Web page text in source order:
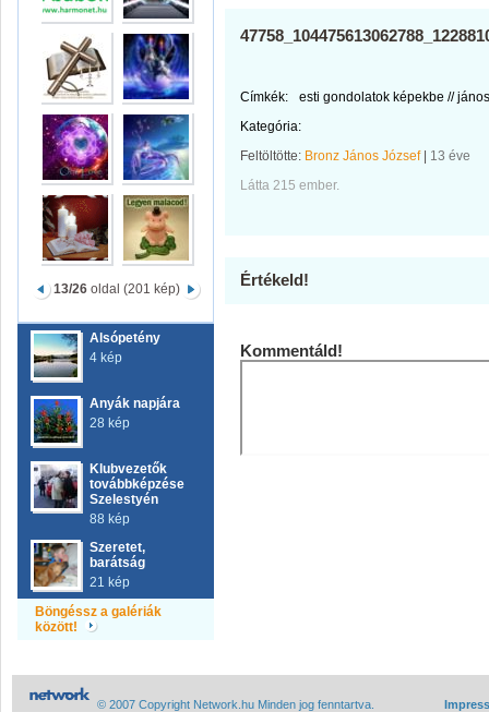
13/26 oldal (201 kép)
Alsópetény
4 kép
Anyák napjára
28 kép
Klubvezetők
továbbképzése
Szelestyén
88 kép
Szeretet,
barátság
21 kép
Böngéssz a galériák
között!
Címkék:
esti gondolatok képekbe //
Kategória:
Feltöltötte: Bronz János József| 13 éve
Látta 215 ember.
Értékeld!
Kommentáld!
© 2007 Copyright Network.hu Minden jog fenntartva.